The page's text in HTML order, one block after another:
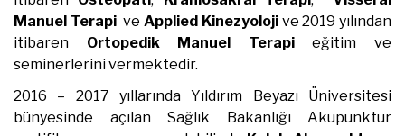
Manuel Terapive Applied Kinezyolojive 2019 yılından
itibaren Ortopedik Manuel Terapieğitim ve
seminerlerini vermektedir.
2016 – 2017 yıllarında Yıldırım Beyazı Üniversitesi
bünyesinde açılan Sağlık Bakanlığı Akupunktur